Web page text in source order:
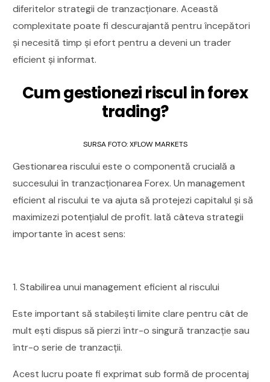
diferitelor strategii de tranzacționare. Această
complexitate poate fi descurajantă pentru începători
și necesită timp și efort pentru a deveni un trader
eficient și informat.
Cum gestionezi riscul in forex
trading?
SURSA FOTO: XFLOW MARKETS
Gestionarea riscului este o componentă crucială a
succesului în tranzacționarea Forex. Un management
eficient al riscului te va ajuta să protejezi capitalul și să
maximizezi potențialul de profit. Iată câteva strategii
importante în acest sens:
1. Stabilirea unui management eficient al riscului
Este important să stabilești limite clare pentru cât de
mult ești dispus să pierzi într-o singură tranzacție sau
într-o serie de tranzacții.
Acest lucru poate fi exprimat sub formă de procentaj